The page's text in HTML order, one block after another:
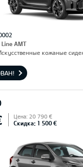
Line AMT
кожаные
Цена: 20 790 €
Скидка: 1 500 €